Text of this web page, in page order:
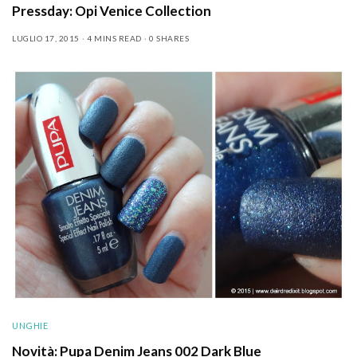
Pressday: Opi Venice Collection
LUGLIO 17, 2015 4 MINS READ 0 SHARES
UNGHIE
Novità: Pupa Denim Jeans 002 Dark Blue